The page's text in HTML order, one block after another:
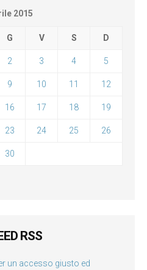
2015
G V S D
2 3 4 5
9 10 11 12
16 17 18 19
23 24 25 26
30
RSS
un accesso giusto ed